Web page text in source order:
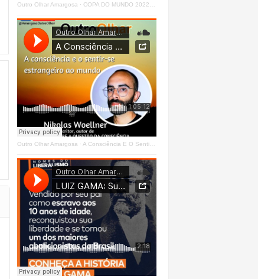
Outro Olhar Amargosa · COPA DO MUNDO 2022 - OUTRO OLHAR CAST #O1 Right
Outro Olhar Amargosa · A Consciência E O Sentir - Se Estrangeiro Ao Mundo